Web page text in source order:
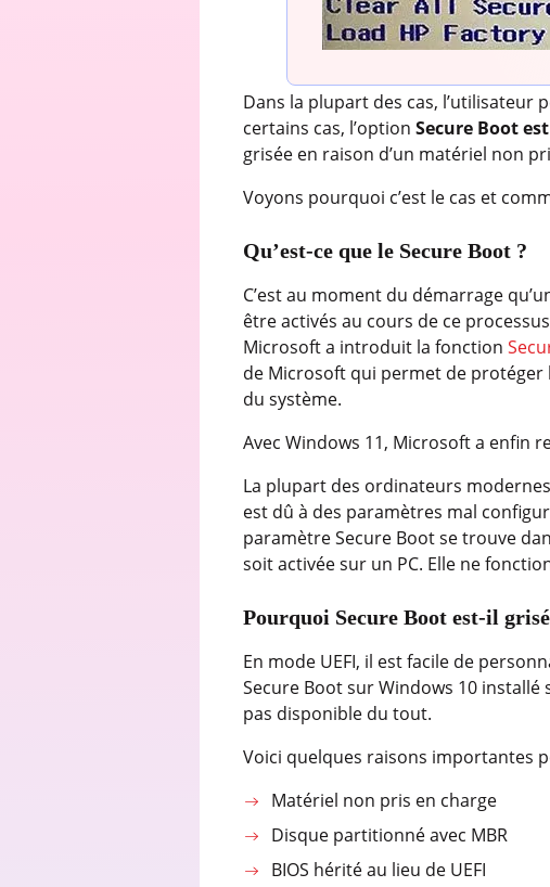
Dans la plupart des cas, l’utilisateur
certains cas, l’optionSecure Boot
grisée en raison d’un matériel non
Voyons pourquoi c’est le cas et
Qu’est-ce que le Secure Boot ?
C’est au moment du démarrage
être activés au cours de ce
Microsoft a introduit la fonction
de Microsoft qui permet de protéger
du système.
Avec Windows 11, Microsoft a enfin
La plupart des ordinateurs
est dû à des paramètres mal
paramètre Secure Boot se trouve
soit activée sur un PC. Elle ne
Pourquoi Secure Boot est-il
En mode UEFI, il est facile de
Secure Boot sur Windows 10 installé
pas disponible du tout.
Voici quelques raisons importantes
Matériel non pris en charge
Disque partitionné avec MBR
BIOS hérité au lieu de UEFI